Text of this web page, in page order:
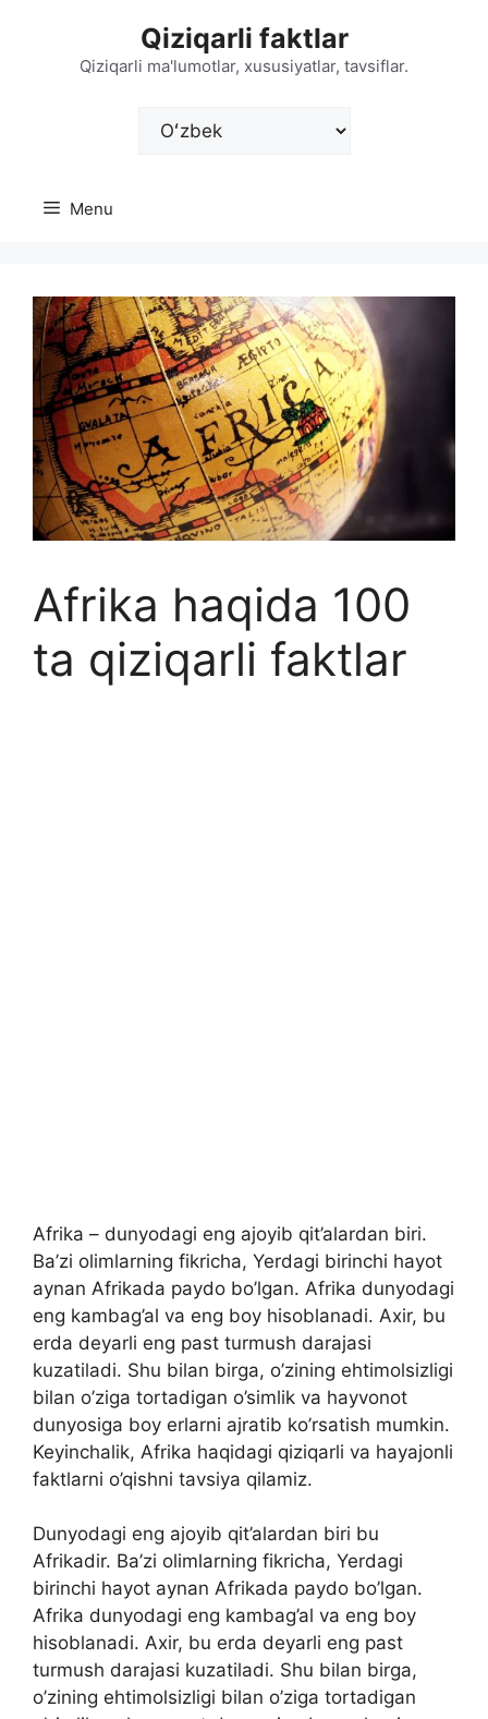
Qiziqarli faktlar
Qiziqarli ma'lumotlar, xususiyatlar, tavsiflar.
Choose
Menu
Afrika haqida 100
ta qiziqarli faktlar
Afrika – dunyodagi eng ajoyib qit’alardan biri.
Ba’zi olimlarning fikricha, Yerdagi birinchi hayot
aynan Afrikada paydo bo’lgan. Afrika dunyodagi
eng kambag’al va eng boy hisoblanadi. Axir, bu
erda deyarli eng past turmush darajasi
kuzatiladi. Shu bilan birga, o’zining ehtimolsizligi
bilan o’ziga tortadigan o’simlik va hayvonot
dunyosiga boy erlarni ajratib ko’rsatish mumkin.
Keyinchalik, Afrika haqidagi qiziqarli va hayajonli
faktlarni o’qishni tavsiya qilamiz.
Dunyodagi eng ajoyib qit’alardan biri bu
Afrikadir. Ba’zi olimlarning fikricha, Yerdagi
birinchi hayot aynan Afrikada paydo bo’lgan.
Afrika dunyodagi eng kambag’al va eng boy
hisoblanadi. Axir, bu erda deyarli eng past
turmush darajasi kuzatiladi. Shu bilan birga,
o’zining ehtimolsizligi bilan o’ziga tortadigan